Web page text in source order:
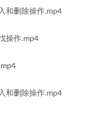
和删除操作.mp4
操作.mp4
和删除操作.mp4